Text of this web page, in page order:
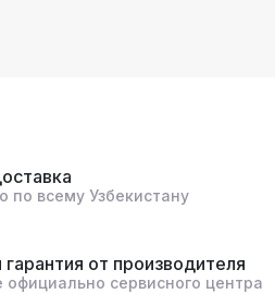
по всему Узбекистану
от производителя
официально сервисного центра